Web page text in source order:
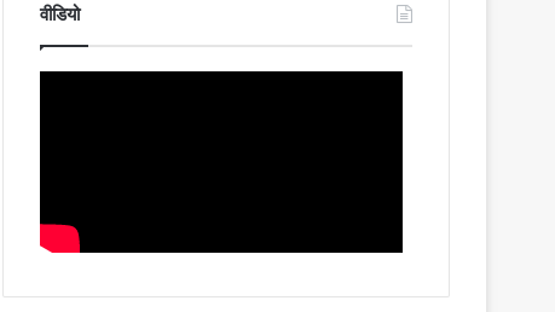
वीडियो